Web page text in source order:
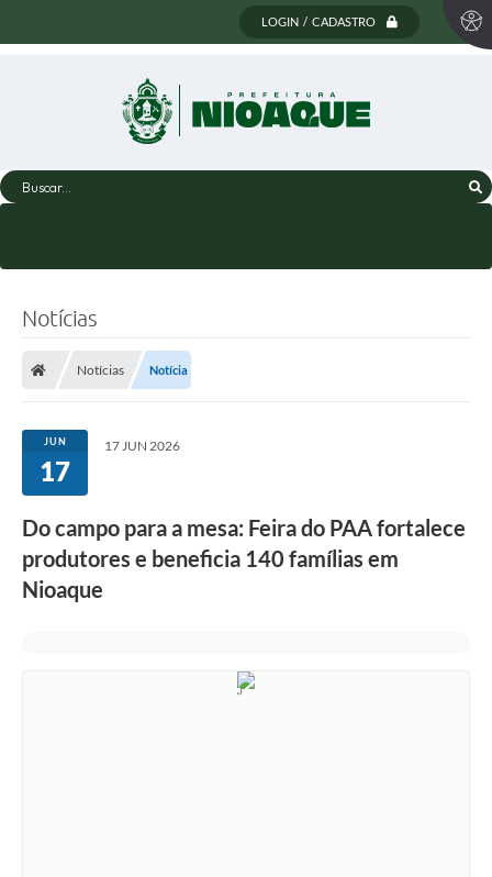
LOGIN / CADASTRO
Buscar...
Notícias
Notícias Notícia
JUN
17
17 JUN 2026
Do campo para a mesa: Feira do PAA fortalece
produtores e beneficia 140 famílias em
Nioaque